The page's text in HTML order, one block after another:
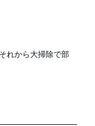
れから大掃除で部